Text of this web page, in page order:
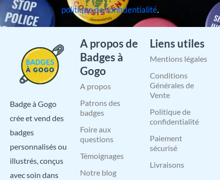
politique de confidentialité.
Badge à Gogo
crée et vend des
badges
personnalisés ou
illustrés, conçus
avec soin dans
A propos de
Badges à
Gogo
A propos
Patrons des
badges
Foire aux
questions
Témoignages
Notre blog
Liens utiles
Mentions légales
Conditions
Générales de
Vente
Politique de
confidentialité
Paiement
sécurisé
Livraisons